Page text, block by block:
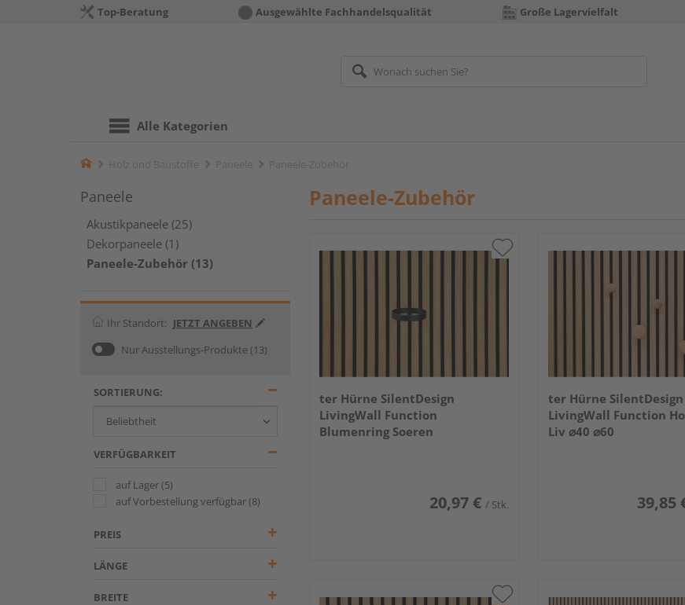
Top-Beratung Ausgewählte Fachhandelsqualität Große Lagervielfalt
Alle Kategorien
Home
Paneele
Akustikpaneele (25)
Dekorpaneele (1)
Paneele-Zubehör (13)
Ihr Standort: JETZT ANGEBEN
Nur Ausstellungs-Produkte (13)
SORTIERUNG:
VERFÜGBARKEIT
auf Lager(5)
auf Vorbestellung verfügbar(8)
PREIS
LÄNGE
BREITE
Paneele-Zubehör
ter Hürne SilentDesign
LivingWall Function
Blumenring Soeren
20,97 € / Stk.
ter Hürne SilentDesign
LivingWall Function
Liv ⌀40 ⌀60
39,85